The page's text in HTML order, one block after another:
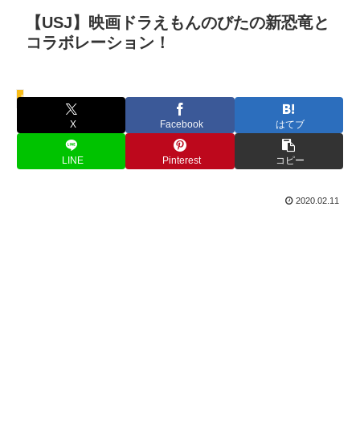
【USJ】映画ドラえもんのびたの新恐竜と
コラボレーション！
最新ニュース
X Facebook はてブ
LINE Pinterest コピー
2020.02.11